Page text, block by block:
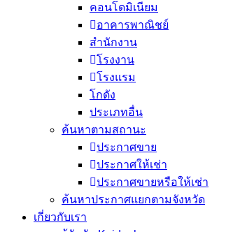
คอนโดมิเนียม
อาคารพาณิชย์
สำนักงาน
โรงงาน
โรงแรม
โกดัง
ประเภทอื่น
ค้นหาตามสถานะ
ประกาศขาย
ประกาศให้เช่า
ประกาศขายหรือให้เช่า
ค้นหาประกาศแยกตามจังหวัด
เกี่ยวกับเรา